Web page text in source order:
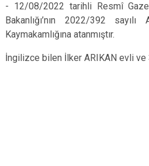
- 12/08/2022 tarihli Resmî
Bakanlığı’nın 2022/392
Kaymakamlığına atanmıştır.
İngilizce bilen İlker ARIKAN evli ve